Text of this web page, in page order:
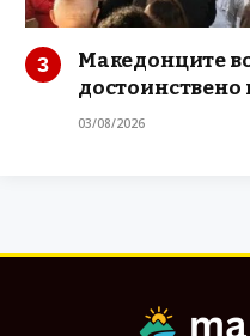
Македонците
03/08/2026